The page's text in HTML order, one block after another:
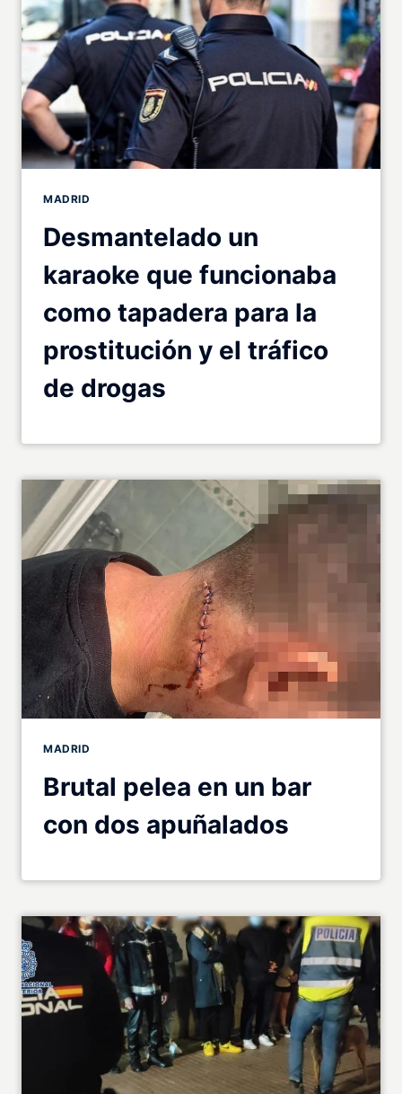
MADRID
Desmantelado un
karaoke que funcionaba
como tapadera para la
prostitución y el tráfico
de drogas
MADRID
Brutal pelea en un bar
con dos apuñalados